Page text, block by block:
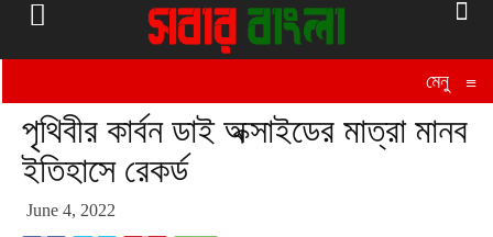
মেনু ≡
পৃথিবীর কার্বন ডাই অক্সাইডের মাত্রা মানব
ইতিহাসে রেকর্ড
June 4, 2022